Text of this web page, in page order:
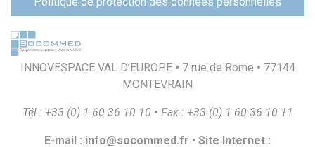
INNOVESPACE VAL D’EUROPE • 7 rue de Rome • 77144
MONTEVRAIN
Tél : +33 (0) 1 60 36 10 10 • Fax : +33 (0) 1 60 36 10 1 1
E-mail : info@socommed.fr • Site Internet :